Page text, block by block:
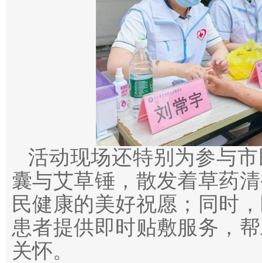
活动现场还特别为参与
囊与艾草锤，散发着草药
民健康的美好祝愿；同时
患者提供即时贴敷服务，
关怀。